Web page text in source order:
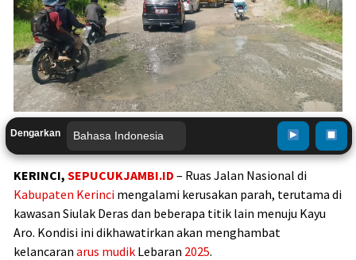
Dengarkan
KERINCI, SEPUCUKJAMBI.ID – Ruas Jalan Nasional di
Kabupaten Kerinci mengalami kerusakan parah, terutama di
kawasan Siulak Deras dan beberapa titik lain menuju Kayu
Aro. Kondisi ini dikhawatirkan akan menghambat
kelancaran arus mudik Lebaran 2025.